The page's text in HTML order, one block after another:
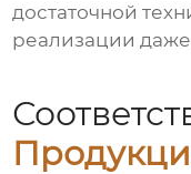
достаточной
реализации